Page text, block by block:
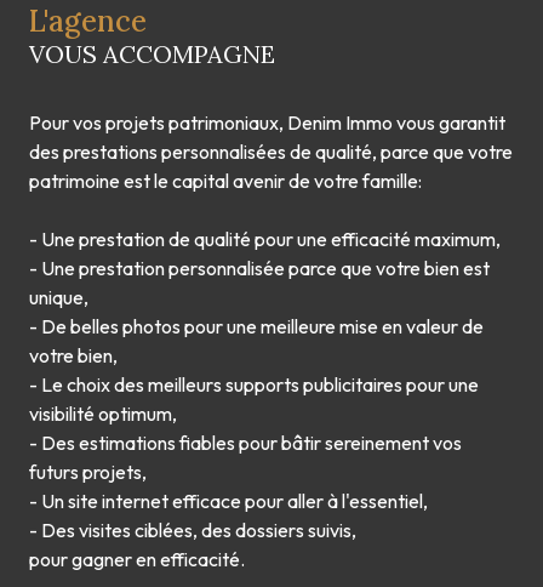
L'agence
VOUS ACCOMPAGNE
Pour vos projets patrimoniaux, Denim Immo vous garantit
des prestations personnalisées de qualité, parce que votre
patrimoine est le capital avenir de votre famille:
- Une prestation de qualité pour une efficacité maximum,
- Une prestation personnalisée parce que votre bien est
unique,
- De belles photos pour une meilleure mise en valeur de
votre bien,
- Le choix des meilleurs supports publicitaires pour une
visibilité optimum,
- Des estimations fiables pour bâtir sereinement vos
futurs projets,
- Un site internet efficace pour aller à l'essentiel,
- Des visites ciblées, des dossiers suivis,
pour gagner en efficacité.